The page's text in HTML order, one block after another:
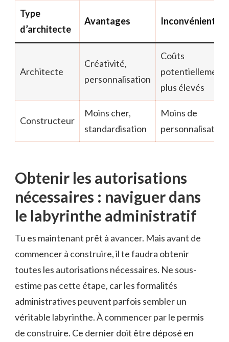
Type
d’architecte
Avantages Inconvénients
Architecte
Créativité,
personnalisation
Coûts
potentiellement
plus élevés
Constructeur
Moins cher,
standardisation
Moins de
personnalisation
Obtenir les autorisations
nécessaires : naviguer dans
le labyrinthe administratif
Tu es maintenant prêt à avancer. Mais avant de
commencer à construire, il te faudra obtenir
toutes les autorisations nécessaires. Ne sous-
estime pas cette étape, car les formalités
administratives peuvent parfois sembler un
véritable labyrinthe. À commencer par le permis
de construire. Ce dernier doit être déposé en